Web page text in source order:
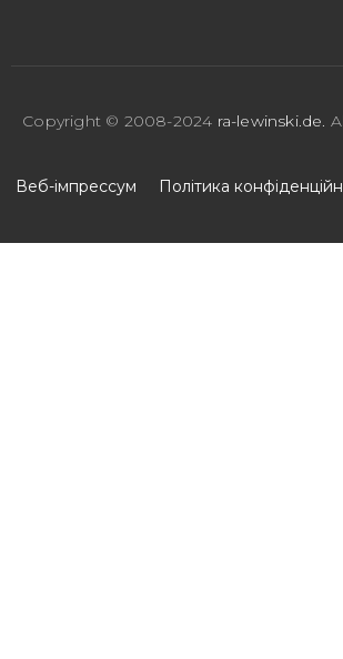
Copyright © 2008-2024 ra-lewinski.de.
Веб-імпрессум Полiтика